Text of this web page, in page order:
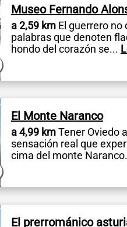
Museo Fernando
a 2,59 kmEl guerrero no
palabras que denoten
hondo del corazón se...
El Monte Naranco
a 4,99 kmTener Oviedo
sensación real que
cima del monte Naranco.
El prerrománico